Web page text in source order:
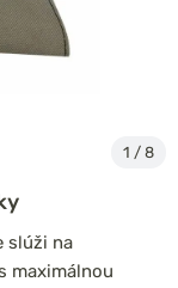
1 / 8
slúži na
maximálnou